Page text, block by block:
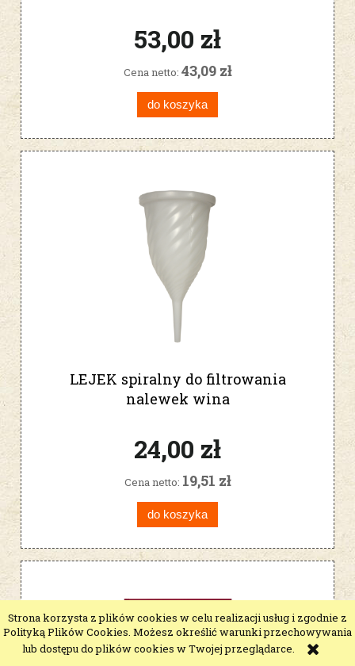
Strona korzysta z plików cookies w celu realizacji usług i zgodnie z
Polityką Plików Cookies. Możesz określić warunki przechowywania
lub dostępu do plików cookies w Twojej przeglądarce.
53,00 zł
Cena netto: 43,09 zł
do koszyka
LEJEK spiralny do filtrowania
nalewek wina
24,00 zł
Cena netto: 19,51 zł
do koszyka